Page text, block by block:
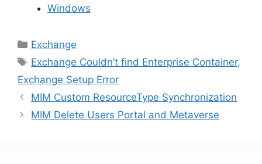
Windows
Kategoriler
Exchange
Etiketler
Exchange Couldn’t find Enterprise Container,
Exchange Setup Error
MIM Custom ResourceType Synchronization
MIM Delete Users Portal and Metaverse